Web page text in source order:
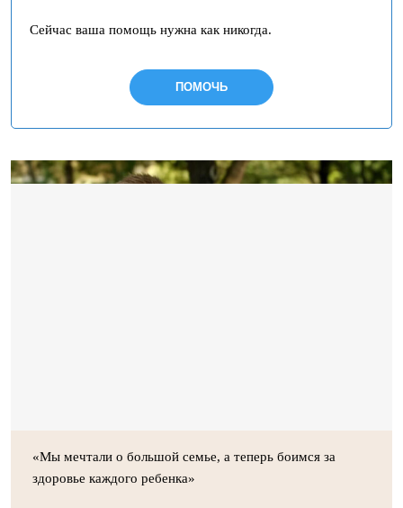
Сейчас ваша помощь нужна как никогда.
ПОМОЧЬ
«Мы мечтали о большой семье, а теперь боимся за
здоровье каждого ребенка»